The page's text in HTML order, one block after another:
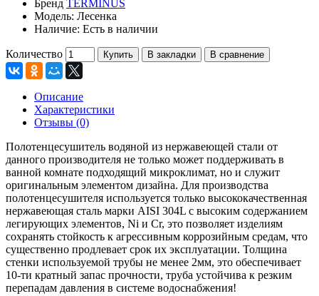
Бренд TERMINUS
Модель: Лесенка
Наличие: Есть в наличии
Количество Купить В закладки В сравнение
Описание
Характеристики
Отзывы (0)
Полотенцесушитель водяной из нержавеющей стали от
данного производителя не только может поддерживать в
ванной комнате подходящий микроклимат, но и служит
оригинальным элементом дизайна. Для производства
полотенцесушителя используется только высококачественная
нержавеющая сталь марки AISI 304L с высоким содержанием
легирующих элементов, Ni и Cr, это позволяет изделиям
сохранять стойкость к агрессивным коррозийным средам, что
существенно продлевает срок их эксплуатации. Толщина
стенки используемой трубы не менее 2мм, это обеспечивает
10-ти кратный запас прочности, труба устойчива к резким
перепадам давления в системе водоснабжения!